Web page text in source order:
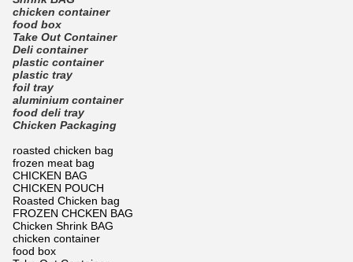
chicken container
food box
Take Out Container
Deli container
plastic container
plastic tray
foil tray
aluminium container
food deli tray
Chicken Packaging
roasted chicken bag
frozen meat bag
CHICKEN BAG
CHICKEN POUCH
Roasted Chicken bag
FROZEN CHCKEN BAG
Chicken Shrink BAG
chicken container
food box